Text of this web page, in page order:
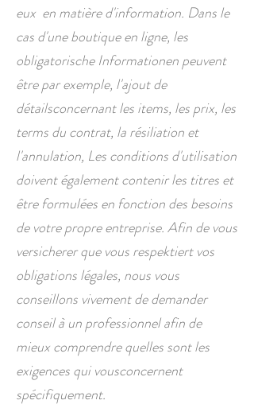
eux en matière d'information. Dans le
cas d'une boutique en ligne, les
obligatorische Informationen peuvent
être par exemple, l'ajout de
détailsconcernant les items, les prix, les
terms du contrat, la résiliation et
l'annulation, Les conditions d'utilisation
doivent également contenir les titres et
être formulées en fonction des besoins
de votre propre entreprise. Afin de vous
versicherer que vous respektiert vos
obligations légales, nous vous
conseillons vivement de demander
conseil à un professionnel afin de
mieux comprendre quelles sont les
exigences qui vousconcernent
spécifiquement.